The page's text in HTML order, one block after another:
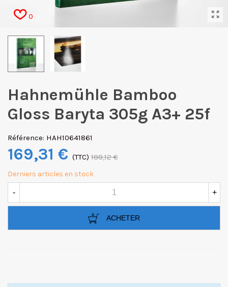
0
Hahnemühle Bamboo
Gloss Baryta 305g A3+ 25f
Référence: HAH10641861
169,31 € (TTC) 188,12 €
Derniers articles en stock
- +
ACHETER